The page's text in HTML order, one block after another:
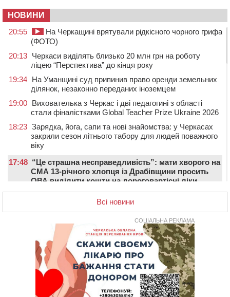
НОВИНИ
20:55
На Черкащині врятували рідкісного чорного грифа
(ФОТО)
20:13 Черкаси виділять близько 20 млн грн на роботу
ліцею “Перспектива” до кінця року
19:34 На Уманщині суд припинив право оренди земельних
ділянок, незаконно переданих іноземцем
19:00 Вихователька з Черкас і дві педагогині з області
стали фіналістками Global Teacher Prize Ukraine 2026
18:23 Зарядка, йога, сапи та нові знайомства: у Черкасах
закрили сезон літнього табору для людей поважного
віку
17:48 “Це страшна несправедливість”: мати хворого на
СМА 13-річного хлопця із Драбівщини просить
ОВА виділити кошти на дороговартісні ліки
На Уманщині судитимуть колишню очільницю відділу
освіти через закупівлю електрики за завищеною
У Черкасах провели в останню путь двох
загиблих воїнів
До 1 вересня у Черкасах оновлюють дорожню
розмітку біля навчальних закладів (ФОТОФАКТ)
На честь загиблого захисника і чемпіона світу в
Черкасах відкрили спортивно-реабілітаційний центр
Всі новини
СОЦІАЛЬНА РЕКЛАМА